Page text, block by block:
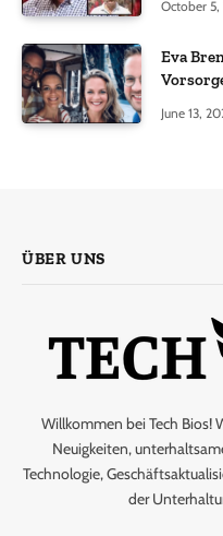
October
Eva
June 13,
ÜBER UNS
Willkommen bei Tech Bios!
Neuigkeiten,
Technologie,
der